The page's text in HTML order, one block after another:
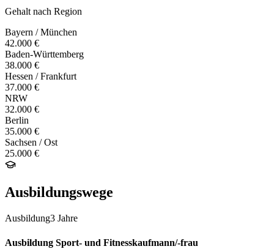
Gehalt nach Region
Bayern / München
42.000 €
Baden-Württemberg
38.000 €
Hessen / Frankfurt
37.000 €
NRW
32.000 €
Berlin
35.000 €
Sachsen / Ost
25.000 €
Ausbildungswege
Ausbildung3 Jahre
Ausbildung Sport- und Fitnesskaufmann/-frau